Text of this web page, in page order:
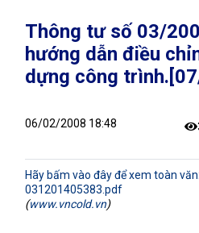
Thông tư số 03/
hướng dẫn điều
dựng công
06/02/2008 18:48
Hãy bấm vào đây để xem toàn
031201405383.pdf
(www.vncold.vn)